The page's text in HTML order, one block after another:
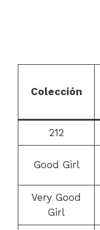
Colección
212
Good Girl
Very Good
Girl